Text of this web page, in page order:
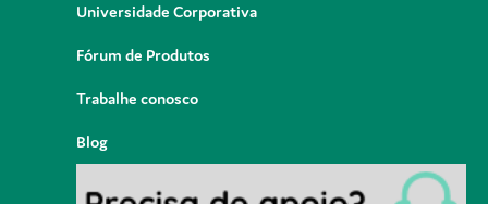
Universidade Corporativa
Fórum de Produtos
Trabalhe conosco
Blog